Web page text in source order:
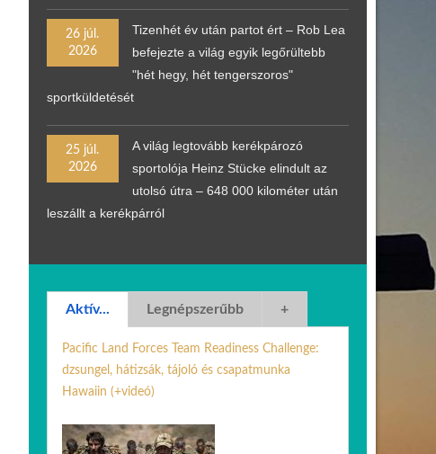
26 júl.
2026
Tizenhét év után partot ért – Rob Lea
befejezte a világ egyik legőrültebb
"hét hegy, hét tengerszoros"
sportküldetését
25 júl.
2026
A világ legtovább kerékpározó
sportolója Heinz Stücke elindult az
utolsó útra – 648 000 kilométer után
leszállt a kerékpárról
Aktív... Legnépszerűbb +
Pacific Land Forces Team Readiness Challenge:
dzsungel, hátizsák, tájoló és csapatmunka
Hawaiin (+videó)